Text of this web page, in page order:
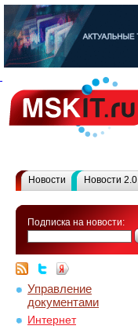
Новости Новости 2.0
Подписка на новости:
Управление
документами
Интернет